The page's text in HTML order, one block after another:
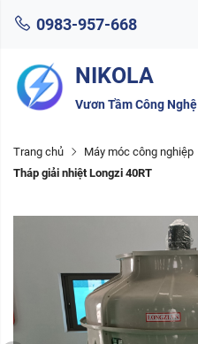
0983-957-668
NIKOLA
Vươn Tầm Công Nghệ
Trang chủ Máy móc công nghiệp
Tháp giải nhiệt Longzi 40RT